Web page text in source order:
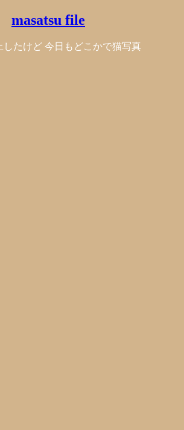
masatsu file
したけど 今日もどこかで猫写真